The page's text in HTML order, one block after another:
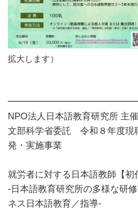
拡大します）
NPO法人日本語教育研究所 主催
文部科学省委託 令和８年度現
発・実施事業
就労者に対する日本語教師【初
-日本語教育研究所の多様な研
ネス日本語教育／指導-